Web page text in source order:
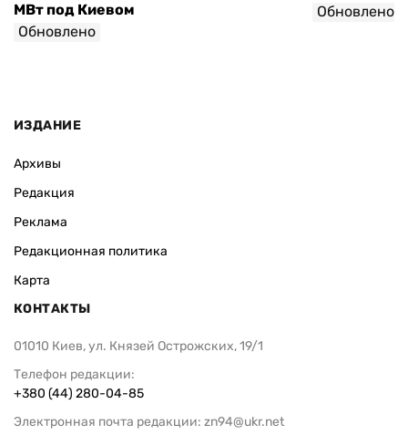
МВт под Киевом
Обновлено
Обновлено
ИЗДАНИЕ
Архивы
Редакция
Реклама
Редакционная политика
Карта
КОНТАКТЫ
01010 Киев, ул. Князей Острожских, 19/1
Телефон редакции:
+380 (44) 280-04-85
Электронная почта редакции: zn94@ukr.net